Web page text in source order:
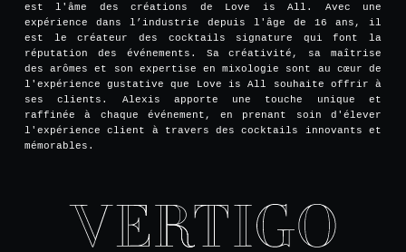
est l'âme des créations de Love is All. Avec une
expérience dans l’industrie depuis l'âge de 16 ans, il
est le créateur des cocktails signature qui font la
réputation des événements. Sa créativité, sa maîtrise
des arômes et son expertise en mixologie sont au cœur de
l'expérience gustative que Love is All souhaite offrir à
ses clients. Alexis apporte une touche unique et
raffinée à chaque événement, en prenant soin d'élever
l'expérience client à travers des cocktails innovants et
mémorables.